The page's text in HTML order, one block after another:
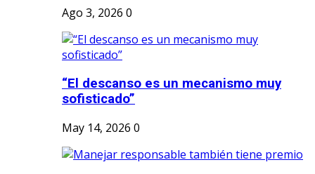
Ago 3, 2026 0
“El descanso es un mecanismo muy
sofisticado”
May 14, 2026 0